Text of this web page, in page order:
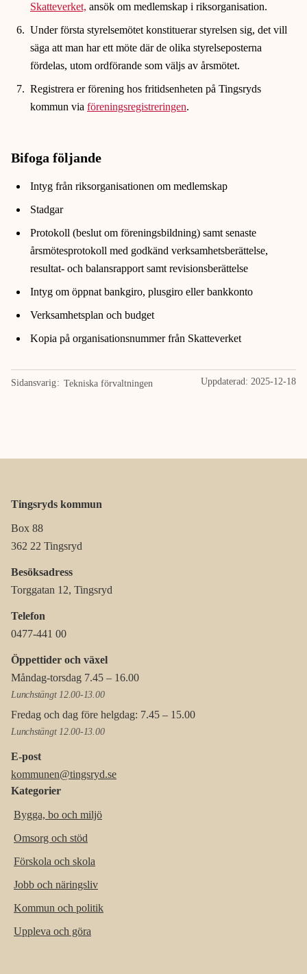
Skatteverket, ansök om medlemskap i riksorganisation.
Under första styrelsemötet konstituerar styrelsen sig, det vill
säga att man har ett möte där de olika styrelseposterna
fördelas, utom ordförande som väljs av årsmötet.
Registrera er förening hos fritidsenheten på Tingsryds
kommun via föreningsregistreringen.
Bifoga följande
Intyg från riksorganisationen om medlemskap
Stadgar
Protokoll (beslut om föreningsbildning) samt senaste
årsmötesprotokoll med godkänd verksamhetsberättelse,
resultat- och balansrapport samt revisionsberättelse
Intyg om öppnat bankgiro, plusgiro eller bankkonto
Verksamhetsplan och budget
Kopia på organisationsnummer från Skatteverket
Tekniska förvaltningen
Sidansvarig Uppdaterad: 2025-12-18
Tingsryds kommun
Box 88
362 22 Tingsryd
Besöksadress
Torggatan 12, Tingsryd
Telefon
0477-441 00
Öppettider och växel
Måndag-torsdag 7.45 – 16.00
Lunchstängt 12.00-13.00
Fredag och dag före helgdag: 7.45 – 15.00
Lunchstängt 12.00-13.00
E-post
kommunen@tingsryd.se
Kategorier
Bygga, bo och miljö
Omsorg och stöd
Förskola och skola
Jobb och näringsliv
Kommun och politik
Uppleva och göra